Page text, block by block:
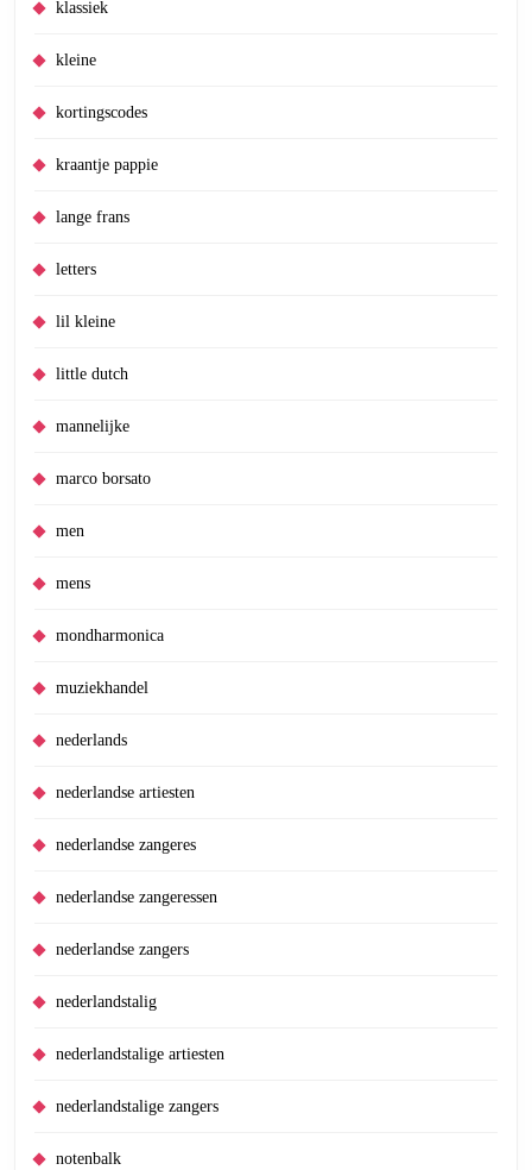
klassiek
kleine
kortingscodes
kraantje pappie
lange frans
letters
lil kleine
little dutch
mannelijke
marco borsato
men
mens
mondharmonica
muziekhandel
nederlands
nederlandse artiesten
nederlandse zangeres
nederlandse zangeressen
nederlandse zangers
nederlandstalig
nederlandstalige artiesten
nederlandstalige zangers
notenbalk